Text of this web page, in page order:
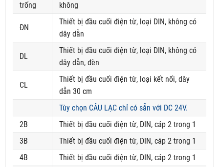
trống
không
ĐN
Thiết bị đầu cuối điện từ, loại DIN, không có
dây dẫn
DL
Thiết bị đầu cuối điện từ, loại DIN, không có
dây dẫn, đèn
CL
Thiết bị đầu cuối điện từ, loại kết nối, dây
dẫn 30 cm
Tùy chọn CÂU LẠC chỉ có sẵn với DC 24V.
2B
Thiết bị đầu cuối điện từ, DIN, cáp 2 trong 1
3B
Thiết bị đầu cuối điện từ, DIN, cáp 2 trong 1
4B
Thiết bị đầu cuối điện từ, DIN, cáp 2 trong 1